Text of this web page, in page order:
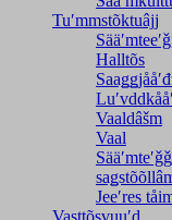
Tuʹmmstõktuâjj
Halltõs
Vaaldâšm
Vaal
Jeeʹres
Vasttõsvuuʹd